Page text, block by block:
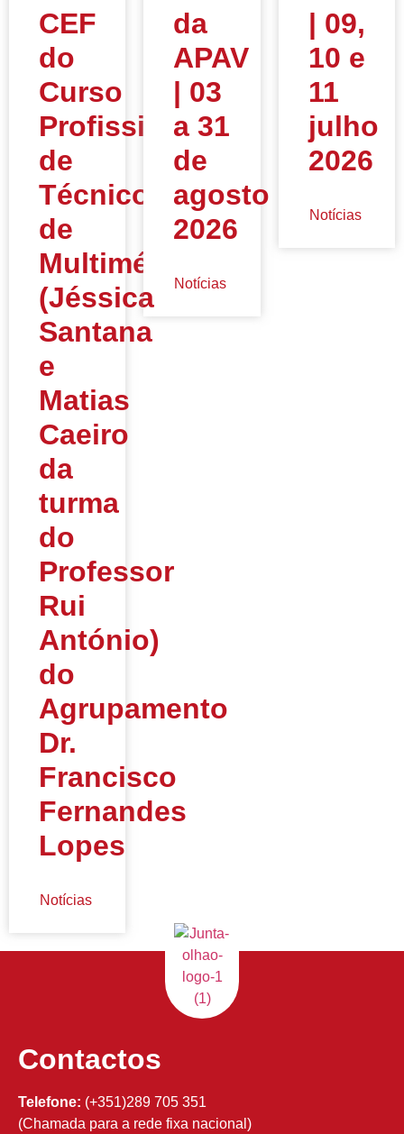
CEF
do
Curso
Profissional
de
Técnico
de
Multimédia
(Jéssica
Santana
e
Matias
Caeiro
da
turma
do
Professor
Rui
António)
do
Agrupamento
Dr.
Francisco
Fernandes
Lopes
Notícias
da
APAV
| 03
a 31
de
agosto
2026
Notícias
| 09,
10 e
11
julho
2026
Notícias
Contactos
Telefone: (+351)289 705 351
(Chamada para a rede fixa nacional)